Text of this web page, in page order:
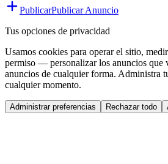
PublicarPublicar Anuncio
Tus opciones de privacidad
Usamos cookies para operar el sitio,
permiso — personalizar los anuncios que
anuncios de cualquier forma. Administra
cualquier momento.
Administrar preferencias Rechazar todo